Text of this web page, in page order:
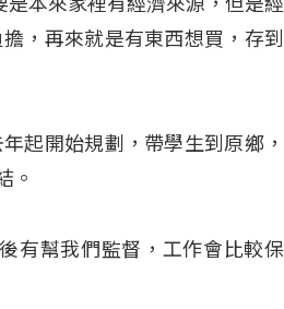
，再來就是有東西想買，存到
起開始規劃，帶學生到原鄉，
。
有幫我們監督，工作會比較保